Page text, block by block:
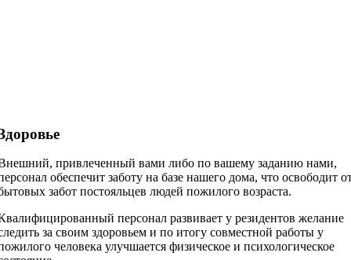
привлеченный вами либо по вашему заданию нами,
обеспечит заботу на базе нашего дома, что освободит
забот постояльцев людей пожилого возраста.
персонал развивает у резидентов желание
за своим здоровьем и по итогу совместной работы у
человека улучшается физическое и психологическое